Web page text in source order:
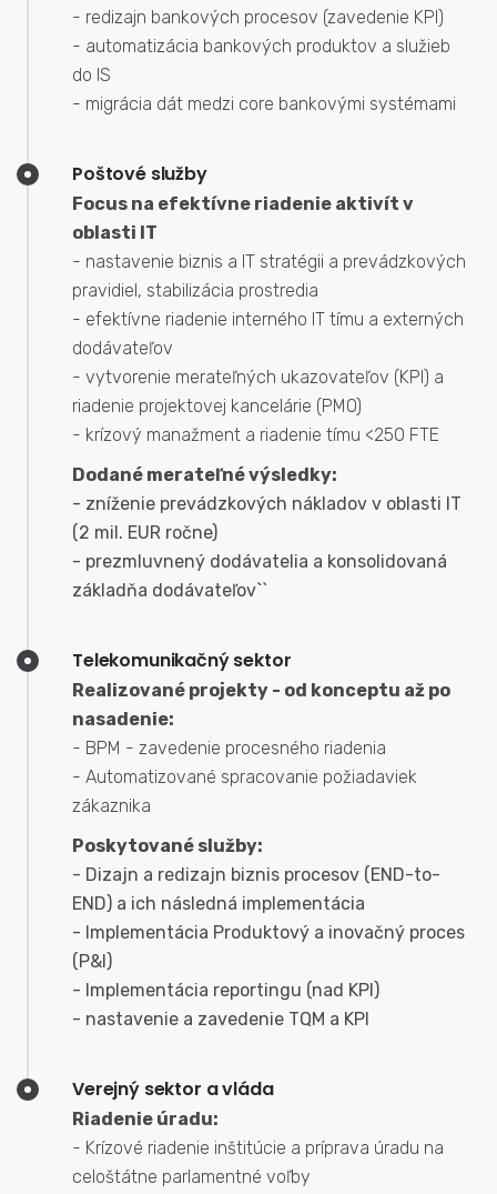
- redizajn bankových procesov (zavedenie KPI)
- automatizácia bankových produktov a služieb
do IS
- migrácia dát medzi core bankovými systémami
Poštové služby
Focus na efektívne riadenie aktivít v
oblasti IT
- nastavenie biznis a IT stratégii a prevádzkových
pravidiel, stabilizácia prostredia
- efektívne riadenie interného IT tímu a externých
dodávateľov
- vytvorenie merateľných ukazovateľov (KPI) a
riadenie projektovej kancelárie (PMO)
- krízový manažment a riadenie tímu <250 FTE
Dodané merateľné výsledky:
- zníženie prevádzkových nákladov v oblasti IT
(2 mil. EUR ročne)
- prezmluvnený dodávatelia a konsolidovaná
základňa dodávateľov``
Telekomunikačný sektor
Realizované projekty - od konceptu až po
nasadenie:
- BPM - zavedenie procesného riadenia
- Automatizované spracovanie požiadaviek
zákaznika
Poskytované služby:
- Dizajn a redizajn biznis procesov (END-to-
END) a ich následná implementácia
- Implementácia Produktový a inovačný proces
(P&I)
- Implementácia reportingu (nad KPI)
- nastavenie a zavedenie TQM a KPI
Verejný sektor a vláda
Riadenie úradu:
- Krízové riadenie inštitúcie a príprava úradu na
celoštátne parlamentné voľby